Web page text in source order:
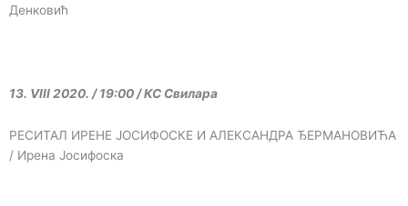
Денковић
13. VIII 2020. / 19:00 / КС Свилара
РЕСИТАЛ ИРЕНЕ ЈОСИФОСКЕ И АЛЕКСАНДРА ЂЕРМАНОВИЋА
/ Ирена Јосифоска